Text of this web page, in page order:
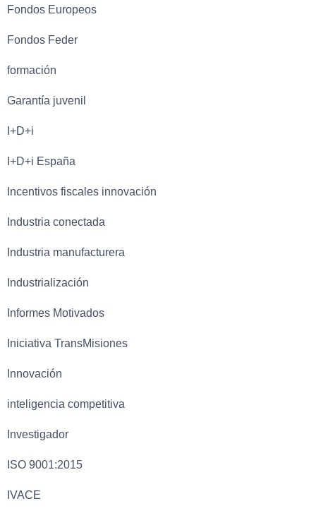
Fondos Europeos
Fondos Feder
formación
Garantía juvenil
I+D+i
I+D+i España
Incentivos fiscales innovación
Industria conectada
Industria manufacturera
Industrialización
Informes Motivados
Iniciativa TransMisiones
Innovación
inteligencia competitiva
Investigador
ISO 9001:2015
IVACE